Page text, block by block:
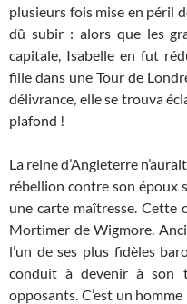
plusieurs fois mise en péril
dû subir : alors que les
capitale, Isabelle en fut
fille dans une Tour de
délivrance, elle se trouva
plafond !
La reine d’Angleterre
rébellion contre son époux
une carte maîtresse. Cette
Mortimer de Wigmore.
l’un de ses plus fidèles
conduit à devenir à son
opposants. C’est un